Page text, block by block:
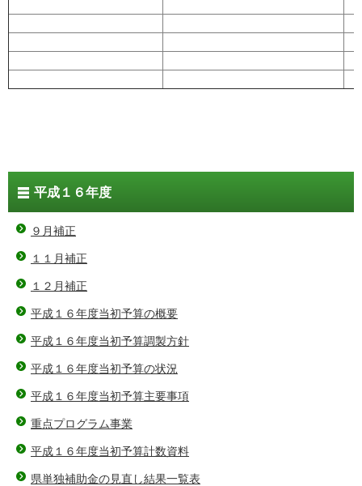
平成１６年度
９月補正
１１月補正
１２月補正
平成１６年度当初予算の概要
平成１６年度当初予算調製方針
平成１６年度当初予算の状況
平成１６年度当初予算主要事項
重点プログラム事業
平成１６年度当初予算計数資料
県単独補助金の見直し結果一覧表